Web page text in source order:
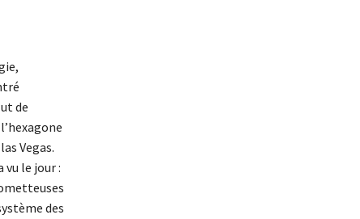
de
Vegas.
vu le jour :
des